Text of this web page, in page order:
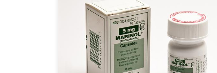
Ustawodawcy w Utah zasponsorowali projekt ustawy,
która pozwoli na dostęp do pewnych form marihuany,
które uważa się za powstrzymujące napady padaczki
u dzieci. Jeśli projekt przejdzie, ustawa pozwoli
dopuści do użytku ekstrakty konopi, które zawierają
mniej niż 0.3% THC, głównego psychoaktywnego
składnika marihuany, a które będą zaimportowane do